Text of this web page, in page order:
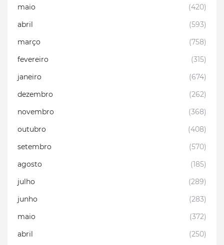
maio
(420)
abril
(593)
março
(758)
fevereiro
(315)
janeiro
(674)
dezembro
(262)
novembro
(368)
outubro
(408)
setembro
(570)
agosto
(185)
julho
(289)
junho
(283)
maio
(372)
abril
(250)